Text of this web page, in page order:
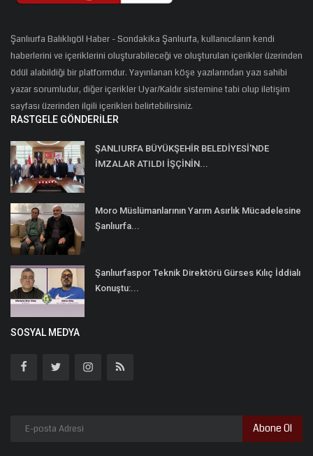
Şanlıurfa Balıklıgöl Haber - Sondakika Şanlıurfa, kullanıcıların kendi
haberlerini ve içeriklerini oluşturabileceği ve oluşturulan içerikler üzerinden
ödül alabildiği bir platformdur. Yayınlanan köşe yazılarından yazı sahibi
yazar sorumludur, diğer içerikler Uyar/Kaldır sistemine tabi olup iletişim
sayfası üzerinden ilgili içerikleri belirtebilirsiniz.
RASTGELE GÖNDERILER
ŞANLIURFA BÜYÜKŞEHİR BELEDİYESİ'NDE
İMZALAR ATILDI İŞÇİNİN...
Moro Müslümanlarının Yarım Asırlık Mücadelesine
Şanlıurfa...
Şanlıurfaspor Teknik Direktörü Gürses Kılıç İddialı
Konuştu:...
SOSYAL MEDYA
Abone Ol